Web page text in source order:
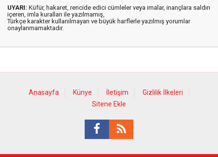
UYARI: Küfür, hakaret, rencide edici cümleler veya imalar, inançlara saldırı
içeren, imla kuralları ile yazılmamış,
Türkçe karakter kullanılmayan ve büyük harflerle yazılmış yorumlar
onaylanmamaktadır.
Anasayfa Künye İletişim
Gizlilik İlkeleri
Sitene Ekle